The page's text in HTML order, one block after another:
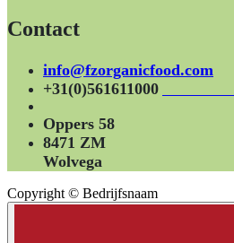
Contact
info@fzorganicfood.com
+31(0)561611000
Oppers 58
8471 ZM
Wolvega
Copyright © Bedrijfsnaam